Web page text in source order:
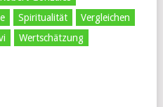
Spiritualität
Vergleichen
Wertschätzung